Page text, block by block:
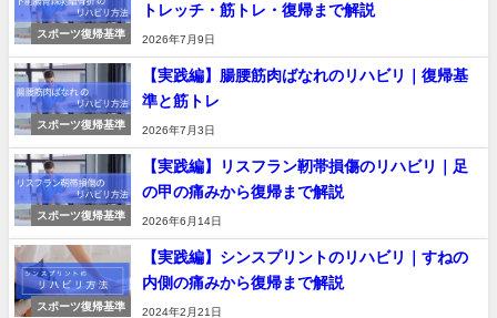
スポーツ復帰基準
トレッチ・筋トレ・復帰まで解説
2026年7月9日
スポーツ復帰基準
【実践編】腸腰筋肉ばなれのリハビリ｜復帰基
準と筋トレ
2026年7月3日
スポーツ復帰基準
【実践編】リスフラン靭帯損傷のリハビリ｜足
の甲の痛みから復帰まで解説
2026年6月14日
スポーツ復帰基準
【実践編】シンスプリントのリハビリ｜すねの
内側の痛みから復帰まで解説
2024年2月21日